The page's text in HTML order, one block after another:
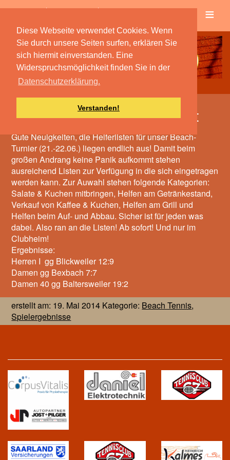
Diese Webseite verwendet Cookies. Wenn
Sie durch unsere Seiten surfen, erklären Sie
sich hiermit einverstanden. Eine
Widerspruchsmöglichkeit finden Sie in der
Datenschutzerklärung.
Verstanden!
≡
Darauf haben alle gewartet
Gute Neuigkeiten, die Helferlisten für unser Beach-
Turnier (21.-22.06.) liegen endlich aus! Damit beim
großen Andrang keine Panik aufkommt stehen
ausreichend Listen zur Verfügung in die sich eingetragen
werden kann. Zur Auwahl stehen folgende Kategorien:
Salate & Kuchen mitbringen, Helfen am Getränkestand,
Verkauf von Kaffee & Kuchen, Helfen am Grill und
Helfen beim Auf- und Abbau. Sicher ist für jeden was
dabei. Also ran an die Listen! Ab sofort! Und nur im
Clubheim!
Ergebnisse:
Herren I gg Blickweiler 12:9
Damen gg Bexbach 7:7
Damen 40 gg Baltersweiler 19:2
erstellt am: 19. Mai 2014 Kategorie: Beach Tennis,
Spielergebnisse